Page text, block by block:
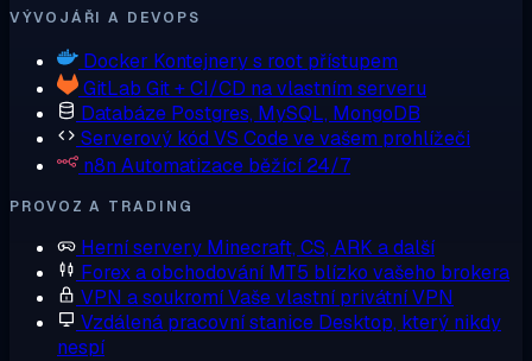
VÝVOJÁŘI A DEVOPS
Docker Kontejnery s root přístupem
GitLab Git + CI/CD na vlastním serveru
Databáze Postgres, MySQL, MongoDB
Serverový kód VS Code ve vašem prohlížeči
n8n Automatizace běžící 24/7
PROVOZ A TRADING
Herní servery Minecraft, CS, ARK a další
Forex a obchodování MT5 blízko vašeho brokera
VPN a soukromíVaše vlastní privátní VPN
Vzdálená pracovní stanice Desktop, který nikdy
nespí